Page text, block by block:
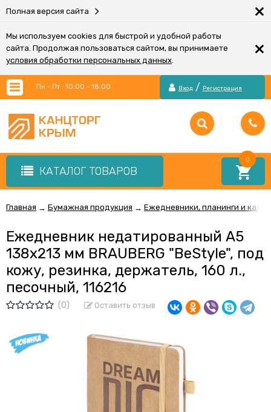
Полная версия сайта ×
Мы используем cookies для быстрой и удобной работы
сайта. Продолжая пользоваться сайтом, вы принимаете
условия обработки персональных данных.
×
Пн - Пт : 10:00 - 18:00 Вход / Регистрация
КАТАЛОГ ТОВАРОВ
0
Главная → Бумажная продукция → Ежедневники, планинги и
Ежедневник недатированный А5
138х213 мм BRAUBERG "BeStyle", под
кожу, резинка, держатель, 160 л.,
песочный, 116216
(0) Оставить отзыв